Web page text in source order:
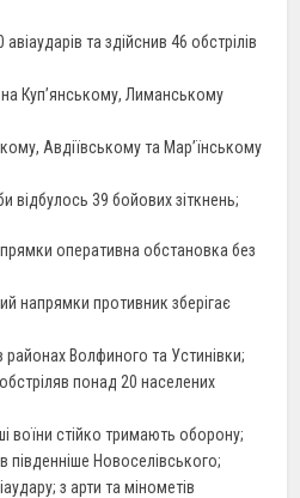
та здійснив 46 обстрілів
Куп’янському, Лиманському
Авдіївському та Мар’їнському
відбулось 39 бойових зіткнень;
оперативна обстановка без
напрямки противник зберігає
районах Волфиного та Устинівки;
понад 20 населених
воїни стійко тримають оборону;
південніше Новоселівського;
з арти та мінометів